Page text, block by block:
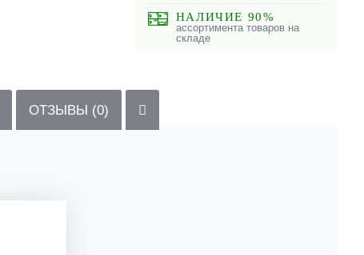
НАЛИЧИЕ 90%
ассортимента товаров на
складе
ОТЗЫВЫ (0)